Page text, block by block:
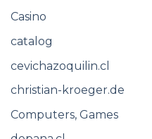
Casino
catalog
cevichazoquilin.cl
christian-kroeger.de
Computers, Games